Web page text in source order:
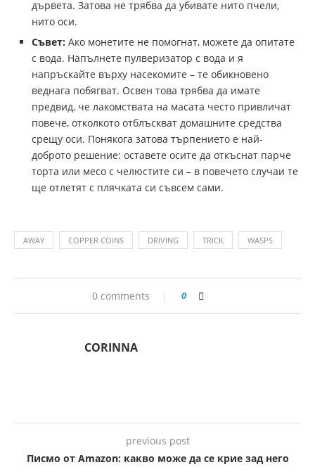
дървета. Затова не трябва да убивате нито пчели,
нито оси.
Съвет: Ако монетите не помогнат, можете да опитате
с вода. Напълнете пулверизатор с вода и я
напръскайте върху насекомите – те обикновено
веднага побягват. Освен това трябва да имате
предвид, че лакомствата на масата често привличат
повече, отколкото отблъскват домашните средства
срещу оси. Понякога затова търпението е най-
доброто решение: оставете осите да откъснат парче
торта или месо с челюстите си – в повечето случаи те
ще отлетят с плячката си съвсем сами.
AWAY COPPER COINS DRIVING TRICK WASPS
0 comments 0
CORINNA
previous post
Писмо от Amazon: какво може да се крие зад него